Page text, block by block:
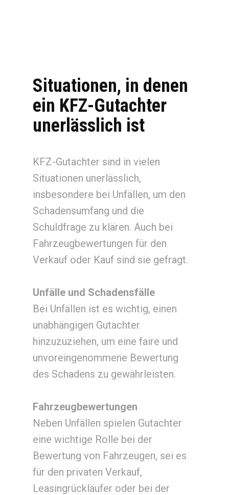
Situationen, in denen
ein KFZ-Gutachter
unerlässlich ist
KFZ-Gutachter sind in vielen
Situationen unerlässlich,
insbesondere bei Unfällen, um den
Schadensumfang und die
Schuldfrage zu klären. Auch bei
Fahrzeugbewertungen für den
Verkauf oder Kauf sind sie gefragt.
Unfälle und Schadensfälle
Bei Unfällen ist es wichtig, einen
unabhängigen Gutachter
hinzuzuziehen, um eine faire und
unvoreingenommene Bewertung
des Schadens zu gewährleisten.
Fahrzeugbewertungen
Neben Unfällen spielen Gutachter
eine wichtige Rolle bei der
Bewertung von Fahrzeugen, sei es
für den privaten Verkauf,
Leasingrückläufer oder bei der